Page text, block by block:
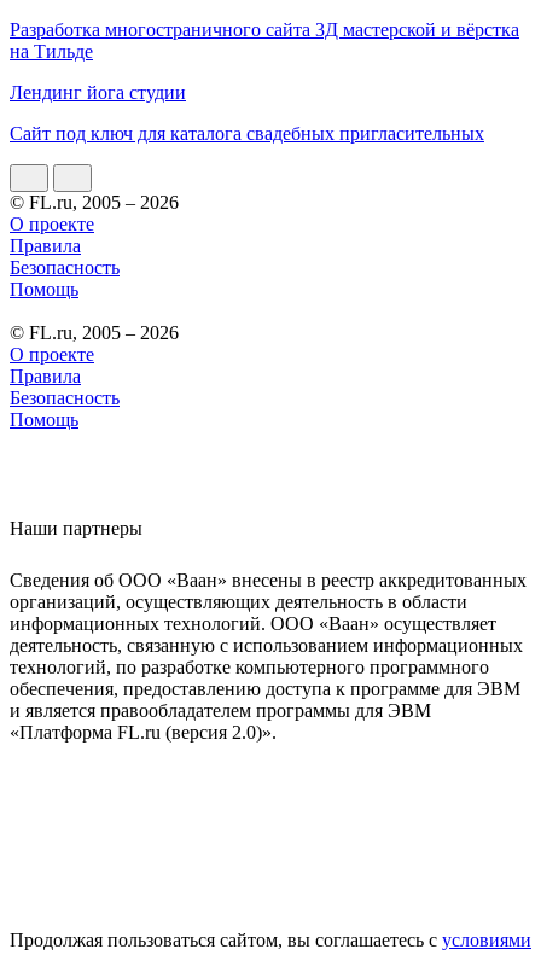
Разработка многостраничного сайта 3Д мастерской и вёрстка
на Тильде
Лендинг йога студии
Сайт под ключ для каталога свадебных пригласительных
© FL.ru, 2005 – 2026
О проекте
Правила
Безопасность
Помощь
© FL.ru, 2005 – 2026
О проекте
Правила
Безопасность
Помощь
Наши партнеры
Сведения об ООО «Ваан» внесены в реестр аккредитованных
организаций, осуществляющих деятельность в области
информационных технологий. ООО «Ваан» осуществляет
деятельность, связанную с использованием информационных
технологий, по разработке компьютерного программного
обеспечения, предоставлению доступа к программе для ЭВМ
и является правообладателем программы для ЭВМ
«Платформа FL.ru (версия 2.0)».
Продолжая пользоваться сайтом, вы соглашаетесь с условиями